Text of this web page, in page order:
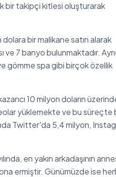
bir takipçi kitlesi oluşturarak
bir malikane satın alarak
7 banyo bulunmaktadır.
gömme spa gibi birçok özellik
10 milyon doların
yüklemekte ve bu süreçte
Twitter'da 5,4 milyon,
en yakın arkadaşının
ermiştir. Günümüzde ise